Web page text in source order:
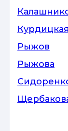
Курдицкая
Рыжов
Рыжова